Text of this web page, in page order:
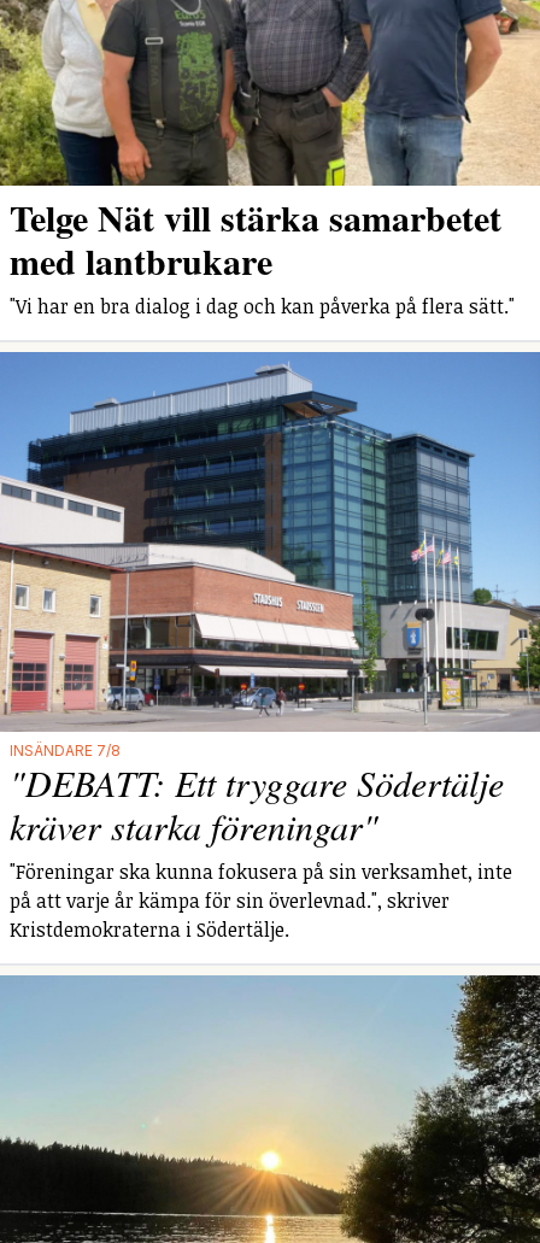
Telge Nät vill stärka samarbetet
med lantbrukare
"Vi har en bra dialog i dag och kan påverka på flera sätt."
INSÄNDARE 7/8
"DEBATT: Ett tryggare Södertälje
kräver starka föreningar"
"Föreningar ska kunna fokusera på sin verksamhet, inte
på att varje år kämpa för sin överlevnad.", skriver
Kristdemokraterna i Södertälje.